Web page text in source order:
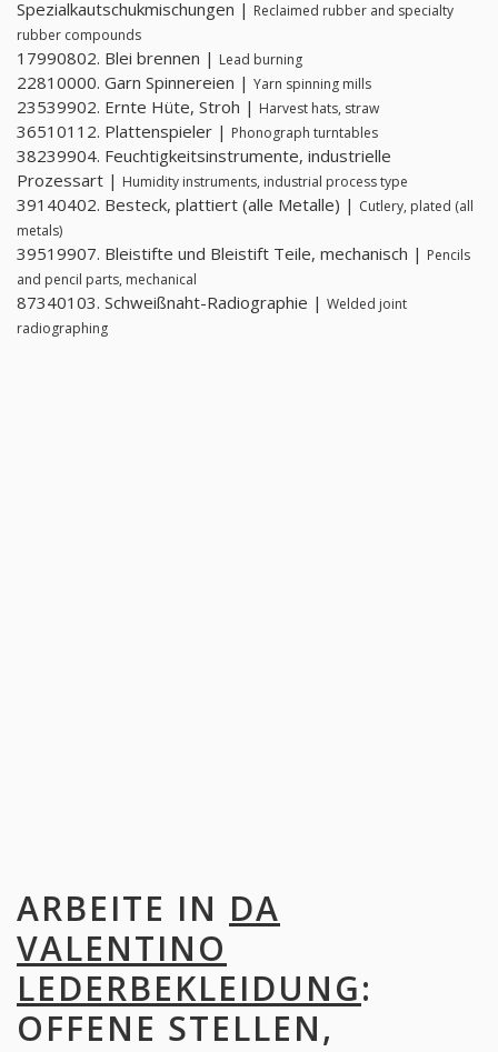
Spezialkautschukmischungen | Reclaimed rubber and specialty
rubber compounds
17990802. Blei brennen | Lead burning
22810000. Garn Spinnereien | Yarn spinning mills
23539902. Ernte Hüte, Stroh | Harvest hats, straw
36510112. Plattenspieler | Phonograph turntables
38239904. Feuchtigkeitsinstrumente, industrielle
Prozessart | Humidity instruments, industrial process type
39140402. Besteck, plattiert (alle Metalle) | Cutlery, plated (all
metals)
39519907. Bleistifte und Bleistift Teile, mechanisch | Pencils
and pencil parts, mechanical
87340103. Schweißnaht-Radiographie | Welded joint
radiographing
ARBEITE IN DA
VALENTINO
LEDERBEKLEIDUNG:
OFFENE STELLEN,